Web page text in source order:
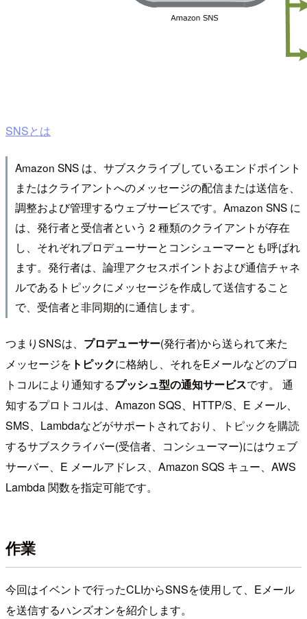
SNSとは
Amazon SNS は、サブスクライブしているエンドポイント
またはクライアントへのメッセージの配信または送信を、
調整および管理するウェブサービスです。Amazon SNS に
は、発行者と受信者という 2 種類のクライアントが存在
し、それぞれプロデューサーとコンシューマーとも呼ばれ
ます。発行者は、論理アクセスポイントおよび通信チャネ
ルであるトピックにメッセージを作成して送信すること
で、受信者と非同期的に通信します。
つまりSNSは、 プロデューサー(発行者)から送られて来た
メッセージを トピックに格納し、それをEメールなどのプロ
トコルにより通知するプッシュ型の通知サービスです。 通
知するプロトコルは、Amazon SQS、HTTP/S、E メール、
SMS、Lambdaなどがサポートされており、トピックを購読
するサブスクライバー(受信者、コンシューマー)にはウェブ
サーバー、E メールアドレス、Amazon SQS キュー、AWS
Lambda 関数を指定可能です。
作業
今回はイベントで行ったCLIからSNSを使用して、Eメール
を送信するハンズオンを紹介します。